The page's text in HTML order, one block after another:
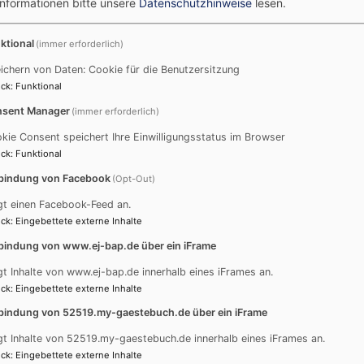
eRecht24 bereitgestellten Impressum-Generator
Seiten wurden mit größter Sorgfalt erstellt. Für die
Aktualität der Inhalte können wir jedoch keine Gewähr
wir gemäß § 7 Abs.1 TMG für eigene Inhalte auf diesen
verantwortlich. Nach §§ 8 bis 10 TMG sind wir als
übermittelte oder gespeicherte fremde
Umständen zu forschen, die auf eine rechtswidrige
zur Entfernung oder Sperrung der Nutzung von
Gesetzen bleiben hiervon unberührt. Eine
Zeitpunkt der Kenntnis einer konkreten Rechtsverletzung
entsprechenden Rechtsverletzungen werden wir diese
bitte unsere Datenschutzhinweise lesen.
(immer erforderlich)
von Daten: Cookie für die Benutzersitzung
: Funktional
Manager (immer erforderlich)
Consent speichert Ihre Einwilligungsstatus im Browser
: Funktional
von Facebook (Opt-Out)
einen Facebook-Feed an.
: Eingebettete externe Inhalte
von www.ej-bap.de über ein iFrame
Inhalte von www.ej-bap.de innerhalb eines iFrames an.
: Eingebettete externe Inhalte
von 52519.my-gaestebuch.de über ein iFrame
Inhalte von 52519.my-gaestebuch.de innerhalb eines iFrames an.
: Eingebettete externe Inhalte